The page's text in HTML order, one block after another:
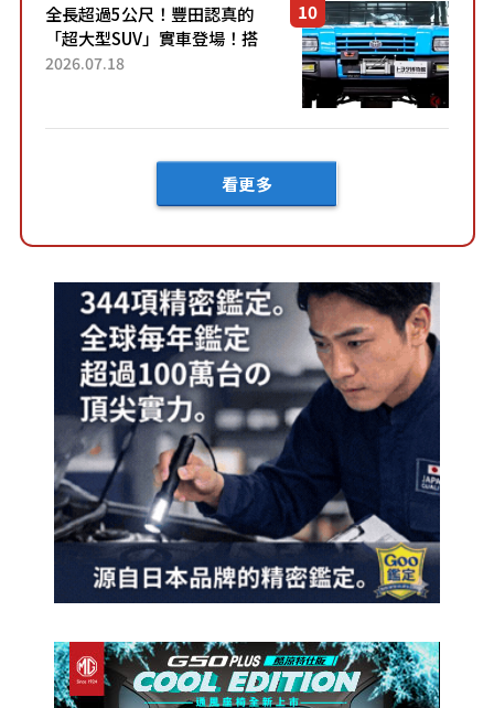
全長超過5公尺！豐田認真的
「超大型SUV」實車登場！搭
載後輪也會轉向的「四輪轉
「Mega C...
2026.07.18
看更多